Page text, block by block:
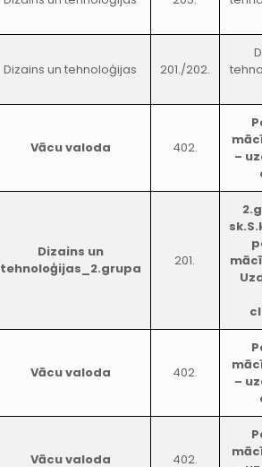
Dizains un tehnoloģijas 201./202.
Vācu valoda 402.
–
Dizains un
tehnoloģijas_2.grupa
201.
Vācu valoda 402.
–
Vācu valoda 402.